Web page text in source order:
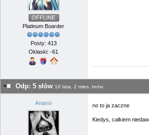
OFFLINE
Platinum Boarder
Posty: 413
Oklaski: -61
Odp: 5 słów 10 lata, 2 mies. temu
Anansi no to ja zaczne
Kiedys, calkiem